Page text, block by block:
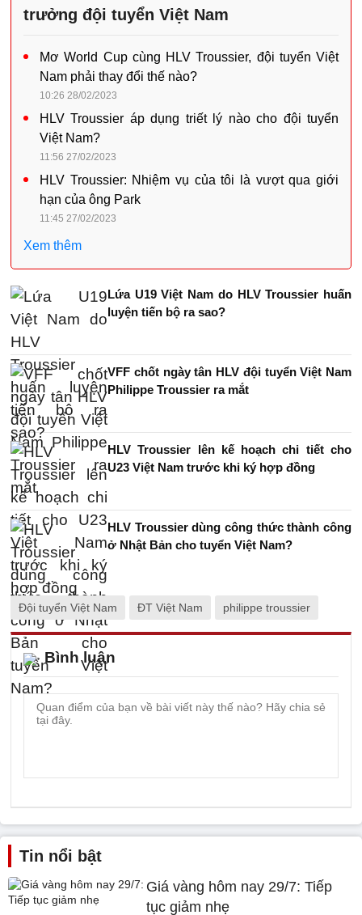
trưởng đội tuyển Việt Nam
Mơ World Cup cùng HLV Troussier, đội tuyển Việt
Nam phải thay đổi thế nào?
10:26 28/02/2023
HLV Troussier áp dụng triết lý nào cho đội tuyển
Việt Nam?
11:56 27/02/2023
HLV Troussier: Nhiệm vụ của tôi là vượt qua giới
hạn của ông Park
11:45 27/02/2023
Xem thêm
Lứa U19 Việt Nam do HLV Troussier huấn
luyện tiến bộ ra sao?
VFF chốt ngày tân HLV đội tuyển Việt Nam
Philippe Troussier ra mắt
HLV Troussier lên kế hoạch chi tiết cho
U23 Việt Nam trước khi ký hợp đồng
HLV Troussier dùng công thức thành công
ở Nhật Bản cho tuyển Việt Nam?
Đội tuyển Việt Nam ĐT Việt Nam philippe troussier
Bình luận
Tin nổi bật
Giá vàng hôm nay 29/7: Tiếp
tục giảm nhẹ